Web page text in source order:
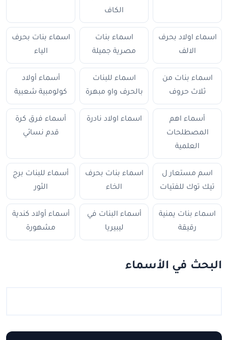
الكاف
اسماء اولاد بحرف
الالف
اسماء بنات
مصرية جميلة
اسماء بنات بحرف
الياء
اسماء بنات من
ثلاث حروف
اسماء للبنات
بالحرف واو مبهرة
أسماء أولاد
كولومبية شعبية
أسماء اهم
المصطلحات
العلمية
اسماء اولاد نادرة
أسماء فرق كرة
قدم نسائي
اسم مستعار ل
تيك توك للفتيات
اسماء بنات بحرف
الخاء
أسماء للبنات برج
الثور
اسماء بنات يمنية
رقيقة
أسماء البنات في
ليبيريا
أسماء أولاد كندية
مشهورة
البحث في الأسماء